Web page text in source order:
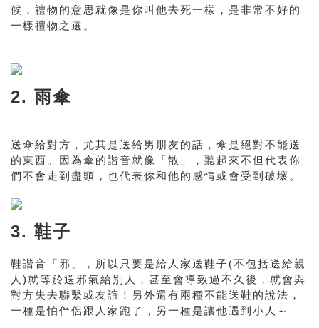
候，禮物的意思就像是你叫他去死一樣，是非常不好的
一樣禮物之選。
2. 雨傘
送傘給對方，尤其是送給男朋友的話，傘是絕對不能送
的東西。因為傘的諧音就像「散」，聽起來不但代表你
們不會走到盡頭，也代表你和他的感情或會受到破壞。
3. 鞋子
鞋諧音「邪」，所以只要是給人家送鞋子(不包括送給親
人)就等於送邪氣給別人，甚至會導致過不久後，就會與
對方失去聯繫或友誼！另外還有兩種不能送鞋的說法，
一種是怕伴侶跟人家跑了，另一種是讓他遇到小人～